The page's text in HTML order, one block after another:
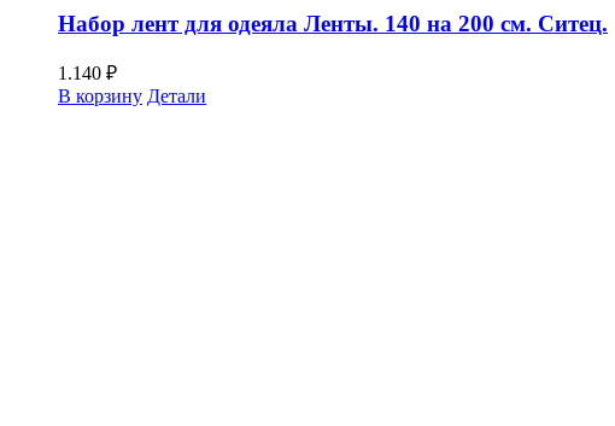
Набор лент для одеяла Ленты. 140 на 200 см. Ситец.
1.140 ₽
В корзину Детали